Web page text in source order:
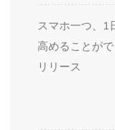
スマホ一つ、1
高めることが
リリース